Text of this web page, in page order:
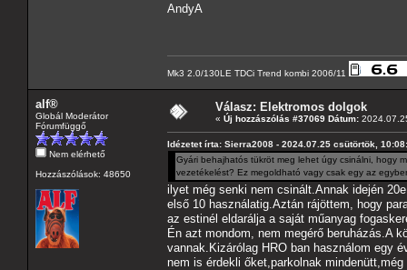
AndyA
Mk3 2.0/130LE TDCi Trend kombi 2006/11
alf®
Globál Moderátor
Fórumfüggő
Nem elérhető
Hozzászólások: 48650
Válasz: Elektromos dolgok
« Új hozzászólás #37069 Dátum:
Idézetet írta: Sierra2008 - 2024.07.25 csütörtök,
Gyári behajhatós tükröt meg lehet úgy csinálni, hogy
vezetékelést? Ez megoldható vagy csak egy az
ilyet még senki nem csinált.Annak idején
első 10 használatig.Aztán rájöttem, hogy
az estinél eldarálja a saját műanyag
Én azt mondom, nem megérő beruházás.A
vannak.Kizárólag HRO ban használom egy
nem is érdekli őket,parkolnak